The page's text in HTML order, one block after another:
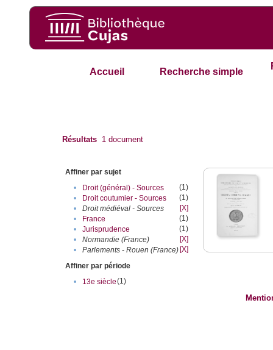
Accueil Recherche simple
Résultats 1 document
Affiner par sujet
•
Droit (général) - Sources
(1)
•
Droit coutumier - Sources
(1)
•
Droit médiéval - Sources
[X]
•
France
(1)
•
Jurisprudence
(1)
•
Normandie (France)
[X]
•
Parlements - Rouen (France) [X]
Affiner par période
•
13e siècle(1)